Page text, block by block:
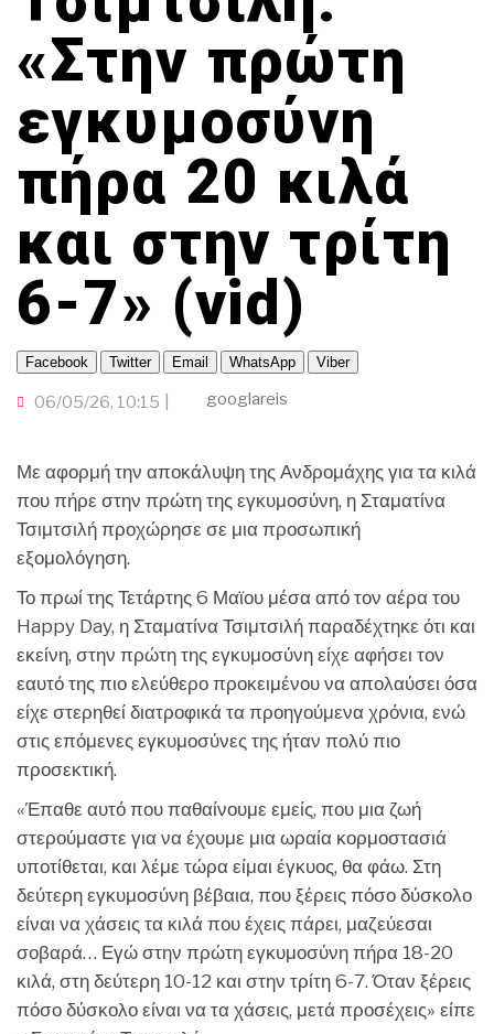
TRAVELLER
INFLUENCER
GAMER
ΒΡΟΥΜ ΒΡΟΥΜ
ΤΟΠΙΚΗ ΑΥΤΟΔΙΟΙΚΗΣΗ
ΟΙΚΟΝΟΜΙΑ
ΠΟΡΤΟΚΑΛΙ ΘΕΑ
ΑΛΛΑ ΣΠΟΡ
CINEΜΑΔΕΣ
Ο ΛΑΟΣ ΤΡΑΓΟΥΔΙ ΘΕΛΕΙ
ΜΕΓΑΣ CHEF
ΕΚΕΙ ΣΤΑ ΞΕΝΑ
«Στην πρώτη
εγκυμοσύνη
πήρα 20 κιλά
και στην τρίτη
6-7» (vid)
Facebook Twitter Email WhatsApp Viber
06/05/26, 10:15 googlareis
Με αφορμή την αποκάλυψη της Ανδρομάχης για τα κιλά
που πήρε στην πρώτη της εγκυμοσύνη, η Σταματίνα
Τσιμτσιλή προχώρησε σε μια προσωπική
εξομολόγηση.
Το πρωί της Τετάρτης 6 Μαϊου μέσα από τον αέρα του
Happy Day, η Σταματίνα Τσιμτσιλή παραδέχτηκε ότι και
εκείνη, στην πρώτη της εγκυμοσύνη είχε αφήσει τον
εαυτό της πιο ελεύθερο προκειμένου να απολαύσει όσα
είχε στερηθεί διατροφικά τα προηγούμενα χρόνια, ενώ
στις επόμενες εγκυμοσύνες της ήταν πολύ πιο
προσεκτική.
«Έπαθε αυτό που παθαίνουμε εμείς, που μια ζωή
στερούμαστε για να έχουμε μια ωραία κορμοστασιά
υποτίθεται, και λέμε τώρα είμαι έγκυος, θα φάω. Στη
δεύτερη εγκυμοσύνη βέβαια, που ξέρεις πόσο δύσκολο
είναι να χάσεις τα κιλά που έχεις πάρει, μαζεύεσαι
σοβαρά… Εγώ στην πρώτη εγκυμοσύνη πήρα 18-20
κιλά, στη δεύτερη 10-12 και στην τρίτη 6-7. Όταν ξέρεις
πόσο δύσκολο είναι να τα χάσεις, μετά προσέχεις» είπε